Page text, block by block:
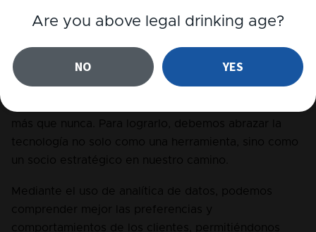
Estamos en una nueva era, donde el storytelling, la
más que nunca. Para lograrlo, debemos abrazar la
tecnología no solo como una herramienta, sino como
un socio estratégico en nuestro camino.
Mediante el uso de analítica de datos, podemos
comprender mejor las preferencias y
comportamientos de los clientes, permitiéndonos
Are you above legal drinking age?
NO YES